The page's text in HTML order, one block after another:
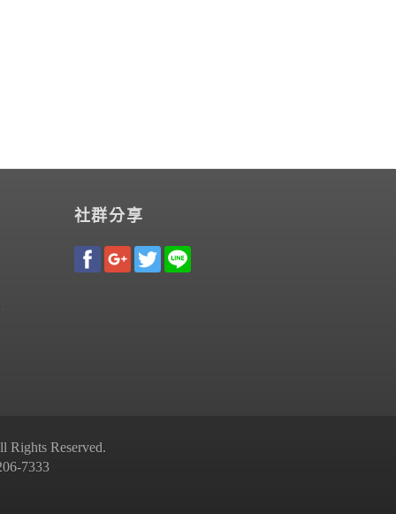
社群分享
Reserved.
7333